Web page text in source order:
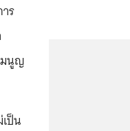
ร
มนูญ
ป็น